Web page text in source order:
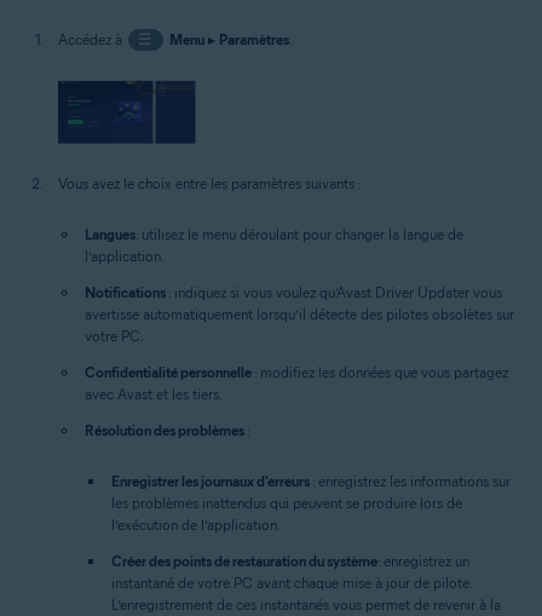
Accédez à ☰ Menu▸ Paramètres.
Vous avez le choix entre les paramètres suivants :
Langues: utilisez le menu déroulant pour changer la langue de
l’application.
Notifications : indiquez si vous voulez qu’Avast Driver Updater vous
avertisse automatiquement lorsqu’il détecte des pilotes obsolètes sur
votre PC.
Confidentialité personnelle : modifiez les données que vous partagez
avec Avast et les tiers.
Résolution des problèmes :
Enregistrer les journaux d'erreurs : enregistrez les informations sur
les problèmes inattendus qui peuvent se produire lors de
l’exécution de l’application.
Créer des points de restauration du système: enregistrez un
instantané de votre PC avant chaque mise à jour de pilote.
L’enregistrement de ces instantanés vous permet de revenir à la